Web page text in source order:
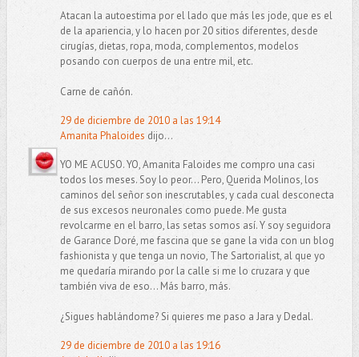
Atacan la autoestima por el lado que más les jode, que es el
de la apariencia, y lo hacen por 20 sitios diferentes, desde
cirugías, dietas, ropa, moda, complementos, modelos
posando con cuerpos de una entre mil, etc.
Carne de cañón.
29 de diciembre de 2010 a las 19:14
Amanita Phaloides dijo...
YO ME ACUSO. YO, Amanita Faloides me compro una casi
todos los meses. Soy lo peor... Pero, Querida Molinos, los
caminos del señor son inescrutables, y cada cual desconecta
de sus excesos neuronales como puede. Me gusta
revolcarme en el barro, las setas somos así. Y soy seguidora
de Garance Doré, me fascina que se gane la vida con un blog
fashionista y que tenga un novio, The Sartorialist, al que yo
me quedaría mirando por la calle si me lo cruzara y que
también viva de eso... Más barro, más.
¿Sigues hablándome? Si quieres me paso a Jara y Dedal.
29 de diciembre de 2010 a las 19:16